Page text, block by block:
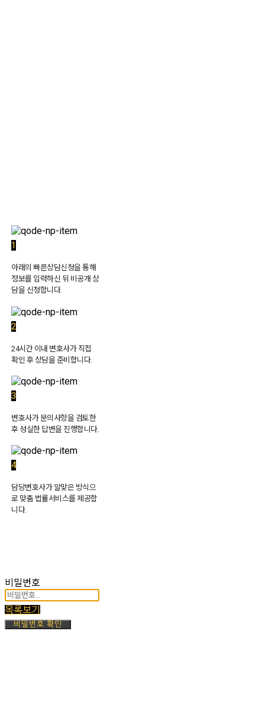
1
아래의 빠른상담신청을 통해
정보를 입력하신 뒤 비공개 상
담을 신청합니다.
2
24시간 이내 변호사가 직접
확인 후 상담을 준비합니다.
3
변호사가 문의사항을 검토한
후 성실한 답변을 진행합니다.
4
담당변호사가 알맞은 방식으
로 맞춤 법률서비스를 제공합
니다.
비밀번호
목록보기
비밀번호 확인